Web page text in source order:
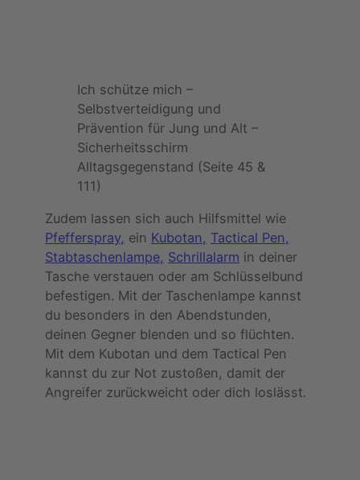
Ich schütze mich –
Selbstverteidigung und
Prävention für Jung und Alt –
Sicherheitsschirm
Alltagsgegenstand (Seite 45 &
111)
Zudem lassen sich auch Hilfsmittel wie
Pfefferspray, ein Kubotan, Tactical Pen,
Stabtaschenlampe, Schrillalarm in deiner
Tasche verstauen oder am Schlüsselbund
befestigen. Mit der Taschenlampe kannst
du besonders in den Abendstunden,
deinen Gegner blenden und so flüchten.
Mit dem Kubotan und dem Tactical Pen
kannst du zur Not zustoßen, damit der
Angreifer zurückweicht oder dich loslässt.